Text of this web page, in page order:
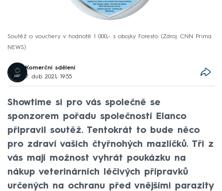
Soutěž o vouchery v hodnotě 1 000,- s obojky Foresto
Zdroj: CNN Prima
NEWS
Komerční sdělení
7. dub 2021, 19:55
Showtime si pro vás společně se
sponzorem pořadu společností Elanco
připravil soutěž. Tentokrát to bude něco
pro zdraví vašich čtyřnohých mazlíčků. Tři z
vás mají možnost vyhrát poukázku na
nákup veterinárních léčivých přípravků
určených na ochranu před vnějšími parazity